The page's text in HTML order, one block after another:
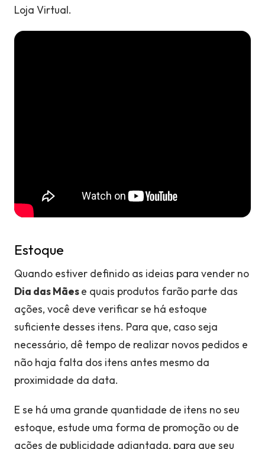
Loja Virtual.
Estoque
Quando estiver definido as ideias para vender no
Dia das Mãese quais produtos farão parte das
ações, você deve verificar se há estoque
suficiente desses itens. Para que, caso seja
necessário, dê tempo de realizar novos pedidos e
não haja falta dos itens antes mesmo da
proximidade da data.
E se há uma grande quantidade de itens no seu
estoque, estude uma forma de promoção ou de
ações de publicidade adiantada, para que seu